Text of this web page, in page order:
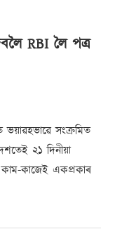
RBI লৈ পত্ৰ
ভয়াৱহভাৱে সংক্ৰমিত
২১ দিনীয়া
কাজেই একপ্ৰকাৰ